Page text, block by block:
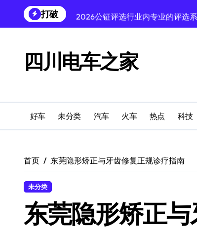
到
打破
2026公钲评选行业内专业的评选
高龄、高危、高难度——北京爱尔
辽宁京东电商
从2周到3天，北京爱尔眼科医院为
寻访东漓古村染坊 桂林理工大学
2026年沈阳远鼎塑业PE管采购参
四川电车之家
好车 未分类 汽车 火车 热点 科技
首页 东莞隐形矫正与牙齿修复正规诊疗指南
未分类
东莞隐形矫正